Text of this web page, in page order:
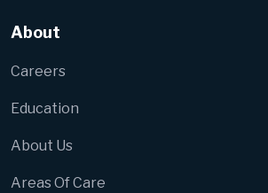
About
Careers
Education
About Us
Areas Of Care